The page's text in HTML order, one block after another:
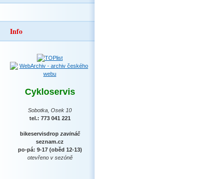
Info
Cykloservis
Sobotka, Osek 10
tel.: 773 041 221
bikeservisdrop zavináč
seznam.cz
po-pá: 9-17 (oběd 12-13)
otevřeno v sezóně